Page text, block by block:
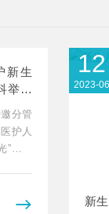
新生
举办
分管
护人
的专

12
2023-06
新